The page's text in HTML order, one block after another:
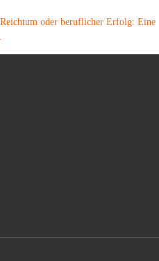
oder beruflicher Erfolg: Eine